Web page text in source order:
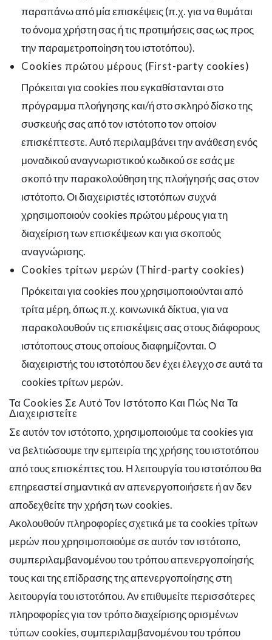
παραπάνω από μία επισκέψεις (π.χ. για να θυμάται
το όνομα χρήστη σας ή τις προτιμήσεις σας ως προς
την παραμετροποίηση του ιστοτόπου).
Cookies πρώτου μέρους (First-party cookies)
Πρόκειται για cookies που εγκαθίστανται στο
πρόγραμμα πλοήγησης και/ή στο σκληρό δίσκο της
συσκευής σας από τον ιστότοπο τον οποίον
επισκέπτεστε. Αυτό περιλαμβάνει την ανάθεση ενός
μοναδικού αναγνωριστικού κωδικού σε εσάς με
σκοπό την παρακολούθηση της πλοήγησής σας στον
ιστότοπο. Οι διαχειριστές ιστοτόπων συχνά
χρησιμοποιούν cookies πρώτου μέρους για τη
διαχείριση των επισκέψεων και για σκοπούς
αναγνώρισης.
Cookies τρίτων μερών (Third-party cookies)
Πρόκειται για cookies που χρησιμοποιούνται από
τρίτα μέρη, όπως π.χ. κοινωνικά δίκτυα, για να
παρακολουθούν τις επισκέψεις σας στους διάφορους
ιστότοπους στους οποίους διαφημίζονται. Ο
διαχειριστής του ιστοτόπου δεν έχει έλεγχο σε αυτά τα
cookies τρίτων μερών.
Τα Cookies Σε Αυτό Τον Ιστότοπο Και Πώς Να Τα
Διαχειριστείτε
Σε αυτόν τον ιστότοπο, χρησιμοποιούμε τα cookies για
να βελτιώσουμε την εμπειρία της χρήσης του ιστοτόπου
από τους επισκέπτες του. Η λειτουργία του ιστοτόπου θα
επηρεαστεί σημαντικά αν απενεργοποιήσετε ή αν δεν
αποδεχθείτε την χρήση των cookies.
Ακολουθούν πληροφορίες σχετικά με τα cookies τρίτων
μερών που χρησιμοποιούμε σε αυτόν τον ιστότοπο,
συμπεριλαμβανομένου του τρόπου απενεργοποίησής
τους και της επίδρασης της απενεργοποίησης στη
λειτουργία του ιστοτόπου. Αν επιθυμείτε περισσότερες
πληροφορίες για τον τρόπο διαχείρισης ορισμένων
τύπων cookies, συμπεριλαμβανομένου του τρόπου